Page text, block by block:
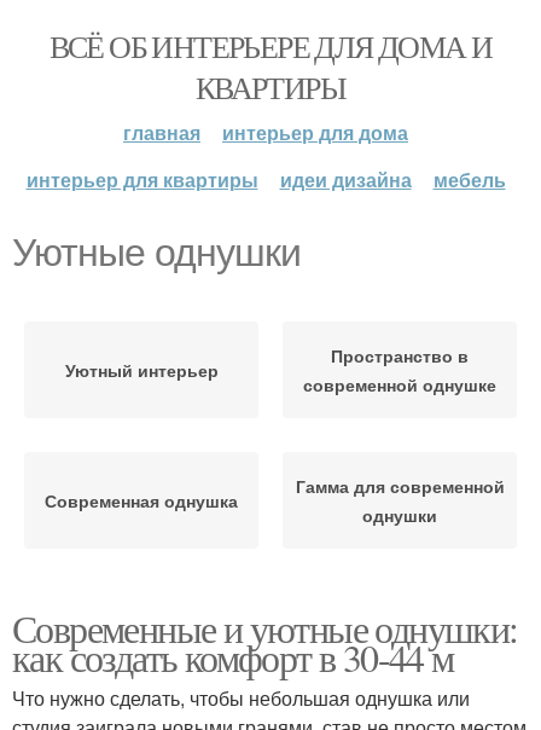
ВСЁ ОБ ИНТЕРЬЕРЕ ДЛЯ ДОМА И
КВАРТИРЫ
главная
интерьер для дома
интерьер для квартиры
идеи дизайна мебель
Уютные однушки
Уютный интерьер
Пространство в
современной однушке
Современная однушка
Гамма для современной
однушки
Современные и уютные однушки:
как создать комфорт в 30-44 м
Что нужно сделать, чтобы небольшая однушка или